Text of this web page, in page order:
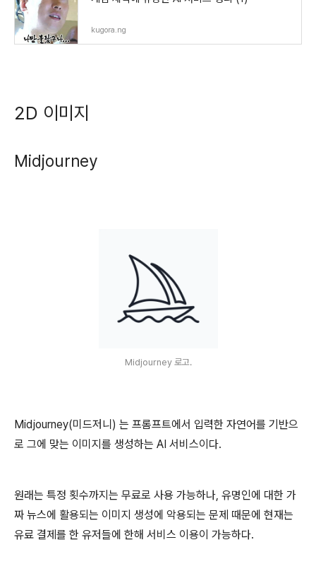
kugora.ng
2D 이미지
Midjourney
Midjourney 로고.
Midjourney(미드저니) 는 프롬프트에서 입력한 자연어를 기반으
로 그에 맞는 이미지를 생성하는 AI 서비스이다.
원래는 특정 횟수까지는 무료로 사용 가능하나, 유명인에 대한 가
짜 뉴스에 활용되는 이미지 생성에 악용되는 문제 때문에 현재는
유료 결제를 한 유저들에 한해 서비스 이용이 가능하다.